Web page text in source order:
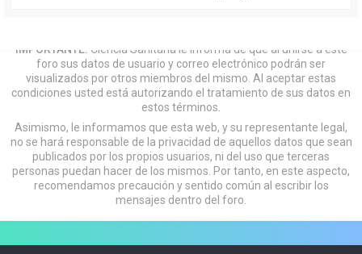
IMPORTANTE: Ciencia Sanitaria le informa de que al unirse a este
foro sus datos de usuario y correo electrónico podrán ser
visualizados por otros miembros del mismo. Al aceptar estas
condiciones usted está autorizando el tratamiento de sus datos en
estos términos.
Asimismo, le informamos que esta web, y su representante legal,
no se hará responsable de la privacidad de aquellos datos que sean
publicados por los propios usuarios, ni del uso que terceras
personas puedan hacer de los mismos. Por tanto, en este aspecto,
recomendamos precaución y sentido común al escribir los
mensajes dentro del foro.